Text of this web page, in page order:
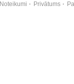
Noteikumi Privātums